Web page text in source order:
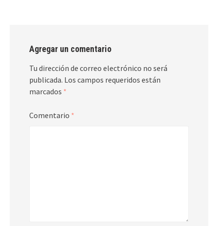
Agregar un comentario
Tu dirección de correo electrónico no será
publicada. Los campos requeridos están
marcados *
Comentario *